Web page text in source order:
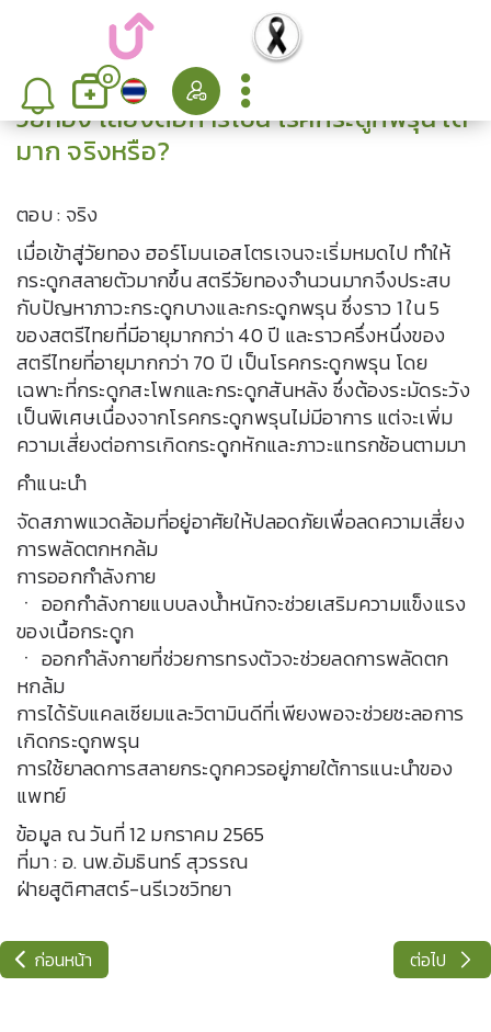
0
วัยทอง เสี่ยงต่อการเป็น โรคกระดูกพรุน ได้
มาก จริงหรือ?
ตอบ : จริง
เมื่อเข้าสู่วัยทอง ฮอร์โมนเอสโตรเจนจะเริ่มหมดไป ทำให้
กระดูกสลายตัวมากขึ้น สตรีวัยทองจำนวนมากจึงประสบ
กับปัญหาภาวะกระดูกบางและกระดูกพรุน ซึ่งราว 1 ใน 5
ของสตรีไทยที่มีอายุมากกว่า 40 ปี และราวครึ่งหนึ่งของ
สตรีไทยที่อายุมากกว่า 70 ปี เป็นโรคกระดูกพรุน โดย
เฉพาะที่กระดูกสะโพกและกระดูกสันหลัง ซึ่งต้องระมัดระวัง
เป็นพิเศษเนื่องจากโรคกระดูกพรุนไม่มีอาการ แต่จะเพิ่ม
ความเสี่ยงต่อการเกิดกระดูกหักและภาวะแทรกซ้อนตามมา
คำแนะนำ
จัดสภาพแวดล้อมที่อยู่อาศัยให้ปลอดภัยเพื่อลดความเสี่ยง
การพลัดตกหกล้ม
การออกกำลังกาย
ㆍ ออกกำลังกายแบบลงน้ำหนักจะช่วยเสริมความแข็งแรง
ของเนื้อกระดูก
ㆍ ออกกำลังกายที่ช่วยการทรงตัวจะช่วยลดการพลัดตก
หกล้ม
การได้รับแคลเซียมและวิตามินดีที่เพียงพอจะช่วยชะลอการ
เกิดกระดูกพรุน
การใช้ยาลดการสลายกระดูกควรอยู่ภายใต้การแนะนำของ
แพทย์
ข้อมูล ณ วันที่ 12 มกราคม 2565
ที่มา : อ. นพ.อัมธินทร์ สุวรรณ
ฝ่ายสูติศาสตร์-นรีเวชวิทยา
ก่อนหน้า ต่อไป